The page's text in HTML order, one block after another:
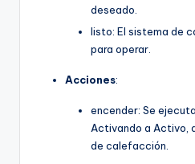
deseado.
listo: El sistema de
para operar.
Acciones:
encender: Se
Activando a Activo,
de calefacción.